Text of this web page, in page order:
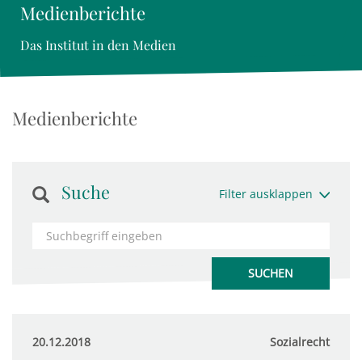
Medienberichte
Das Institut in den Medien
Medienberichte
Suche Filter ausklappen
20.12.2018 Sozialrecht